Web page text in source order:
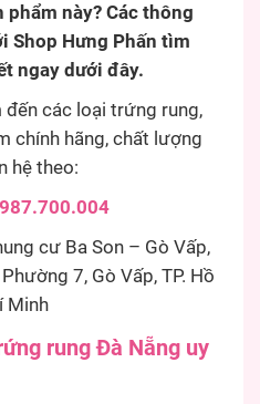
này? Các thông
Shop Hưng Phấn tìm
ngay dưới đây.
đến các loại trứng rung,
chính hãng, chất lượng
hệ theo:
cư Ba Son – Gò Vấp,
7, Gò Vấp, TP. Hồ
Minh
rung Đà Nẵng uy